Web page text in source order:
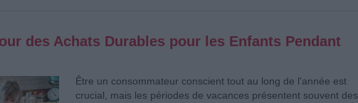
des Achats Durables pour les Enfants Pendant
Être un consommateur conscient tout au long de l'année est
crucial, mais les périodes de vacances présentent souvent des